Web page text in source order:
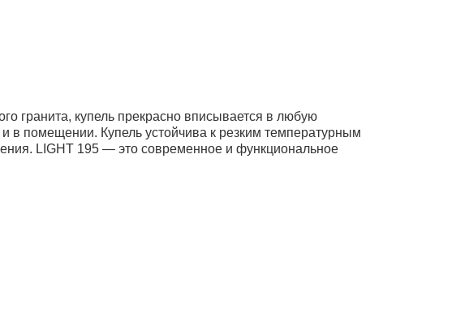
гранита, купель прекрасно вписывается в любую
в помещении. Купель устойчива к резким температурным
LIGHT 195 — это современное и функциональное